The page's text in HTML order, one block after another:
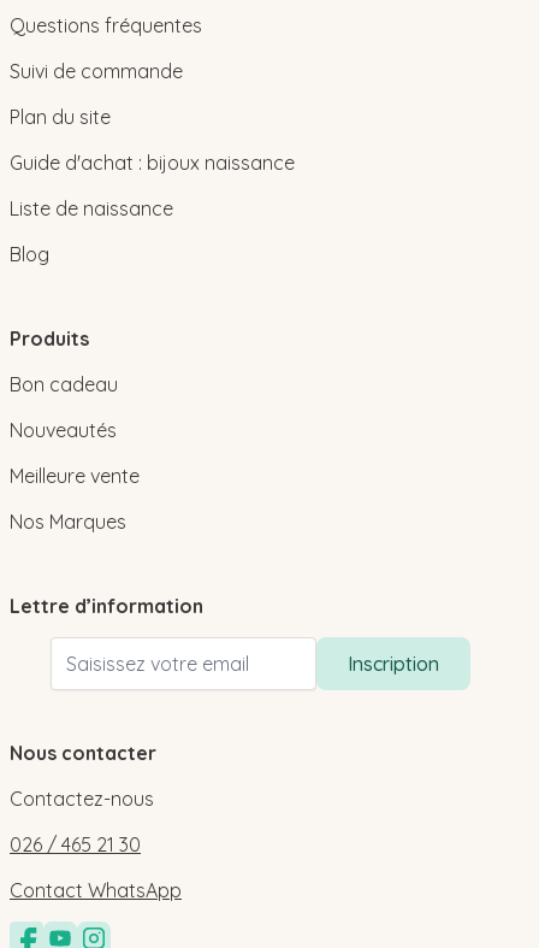
Questions fréquentes
Suivi de commande
Plan du site
Guide d'achat : bijoux naissance
Liste de naissance
Blog
Produits
Bon cadeau
Nouveautés
Meilleure vente
Nos Marques
Lettre d’information
Adresse email
Inscription
Nous contacter
Contactez-nous
026 / 465 21 30
Contact WhatsApp